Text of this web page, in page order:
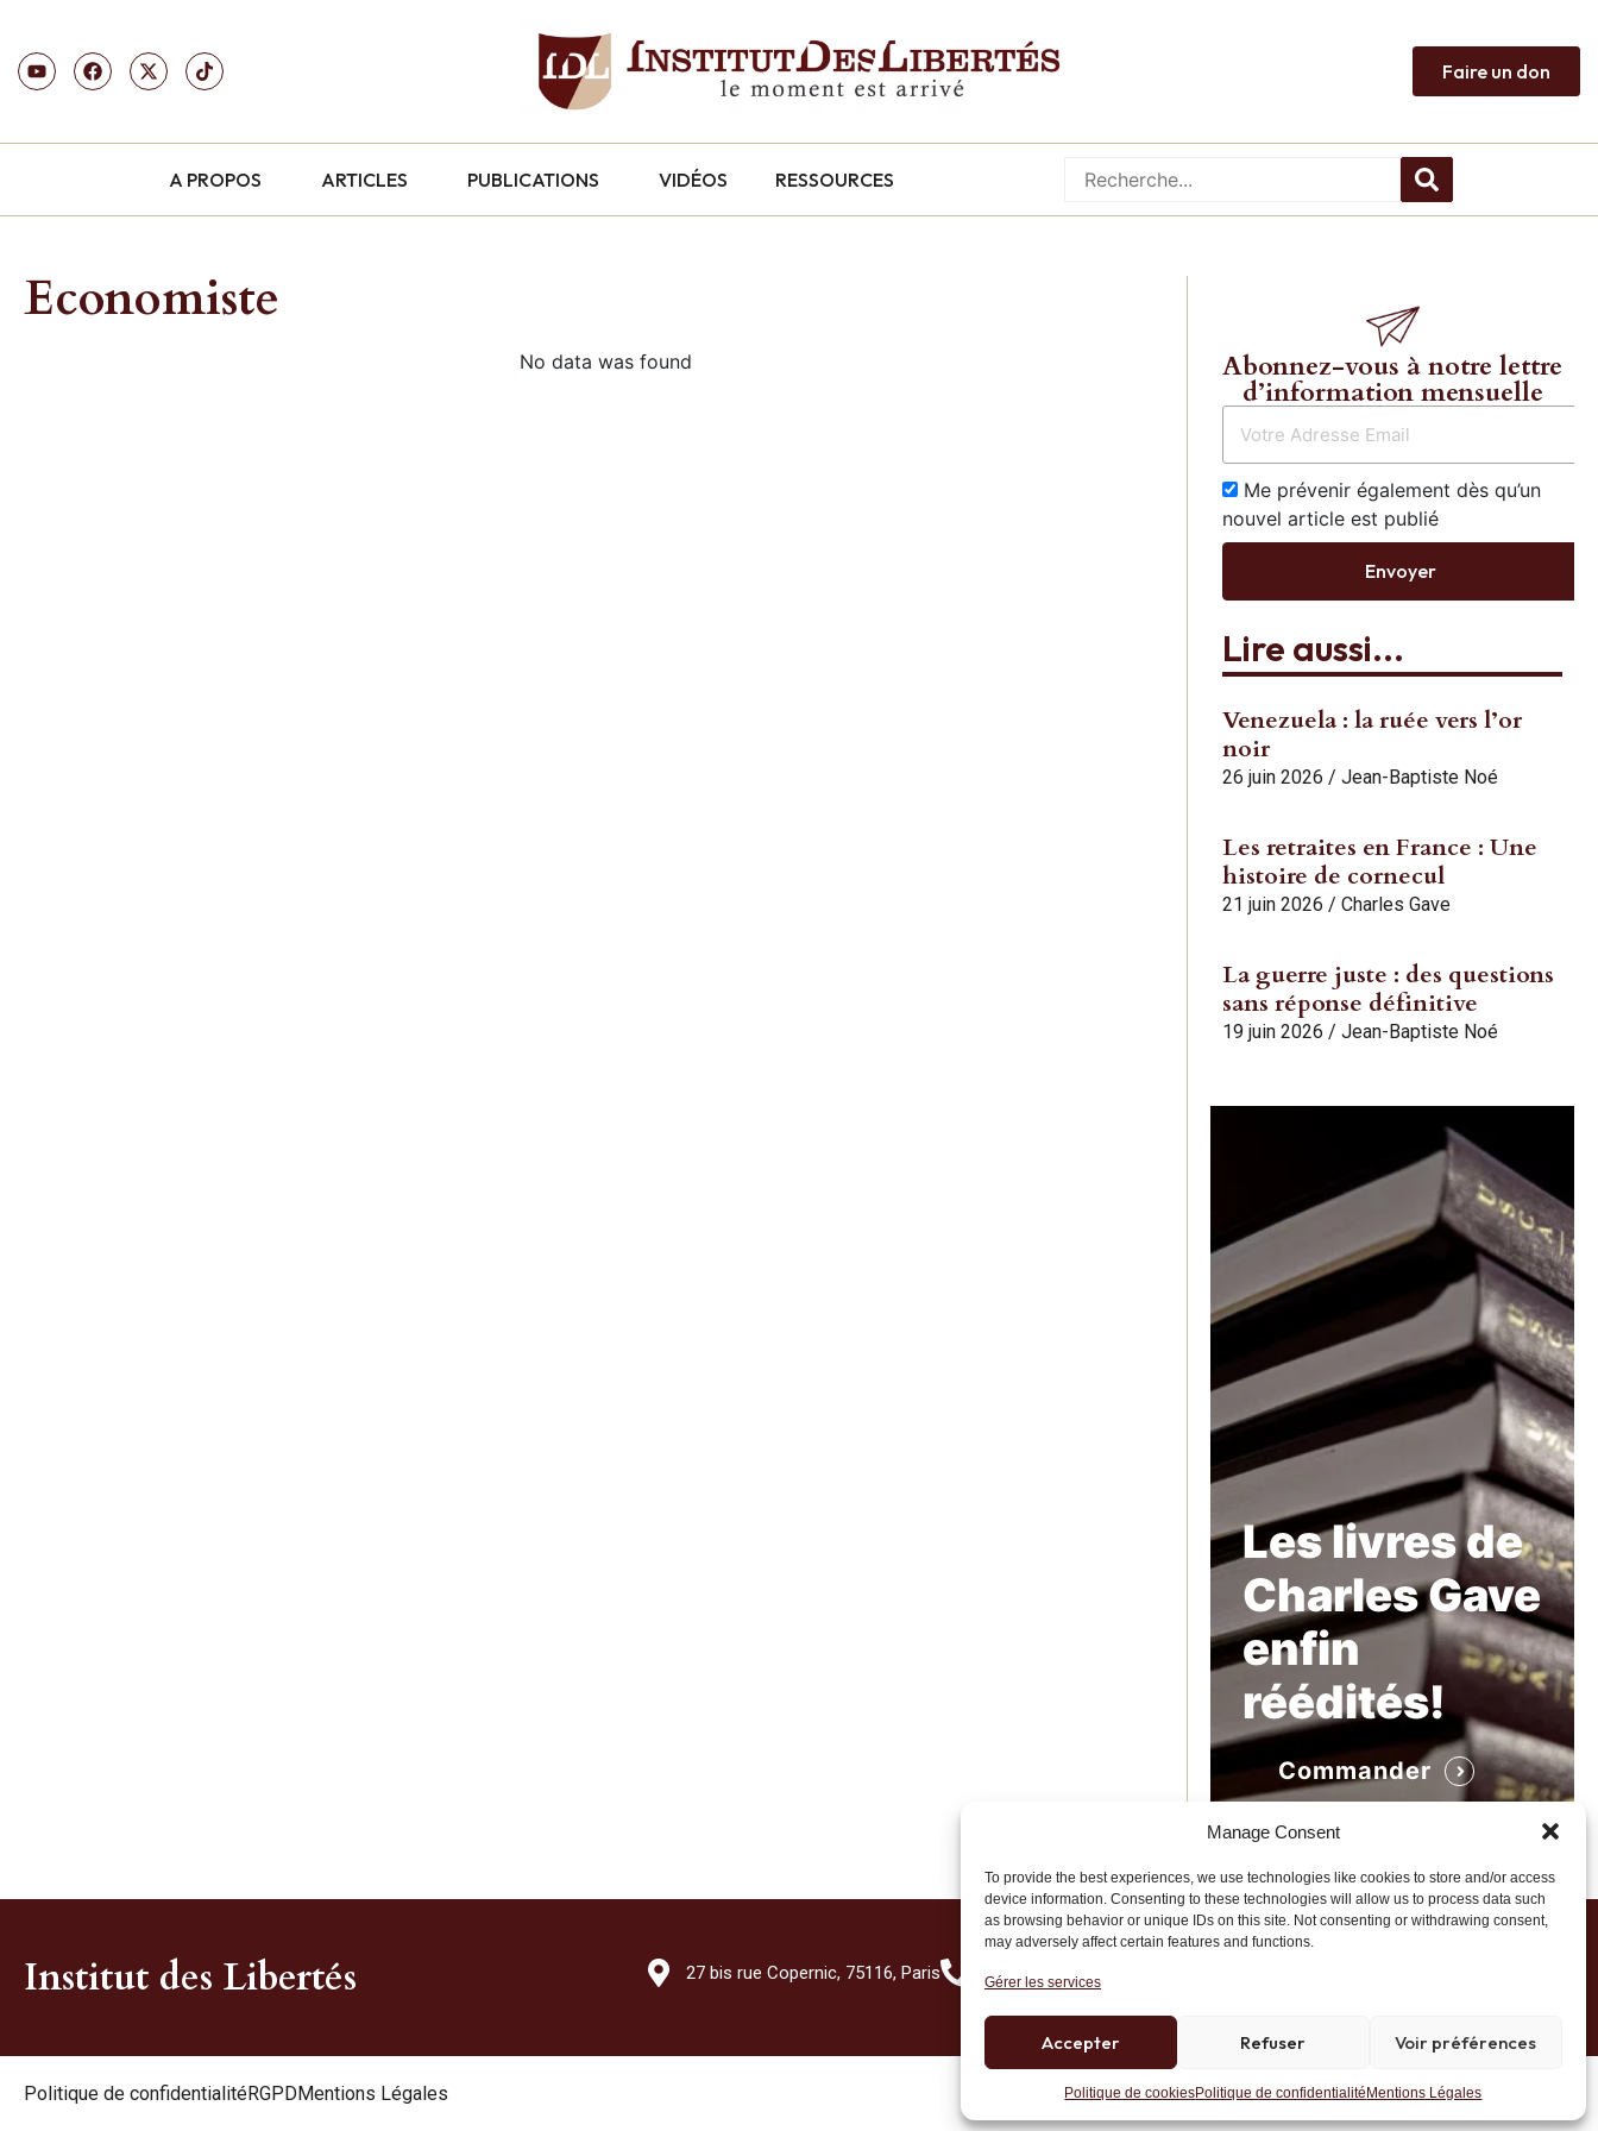
Manage Consent
To provide the best experiences, we use technologies like cookies to store and/or access
device information. Consenting to these technologies will allow us to process data such
as browsing behavior or unique IDs on this site. Not consenting or withdrawing consent,
may adversely affect certain features and functions.
Gérer les services
Accepter Refuser Voir préférences
Politique de cookiesPolitique de confidentialité Mentions Légales
Faire un don
A PROPOS ARTICLES PUBLICATIONS VIDÉOS RESSOURCES
Economiste
No data was found Abonnez-vous à notre lettre
d’information mensuelle
Me prévenir également dès qu’un
nouvel article est publié
Envoyer
Lire aussi...
Venezuela : la ruée vers l’or
noir
26 juin 2026 / Jean-Baptiste Noé
Les retraites en France : Une
histoire de cornecul
21 juin 2026 / Charles Gave
La guerre juste : des questions
sans réponse définitive
19 juin 2026 / Jean-Baptiste Noé
Les livres de
Charles Gave
enfin
réédités!
Commander
Institut des Libertés 27 bis rue Copernic, 75116, Paris +33 (0)1 71 20 45 39
Politique de confidentialitéRGPDMentions Légales Site développé par AK Web Solutions